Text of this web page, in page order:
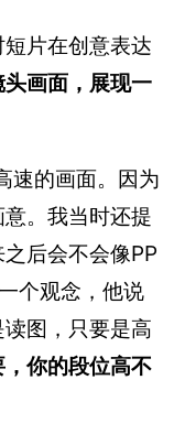
片在创意表达
画面，展现一
速的画面。因为
。我当时还提
后会不会像PP
个观念，他说
图，只要是高
你的段位高不